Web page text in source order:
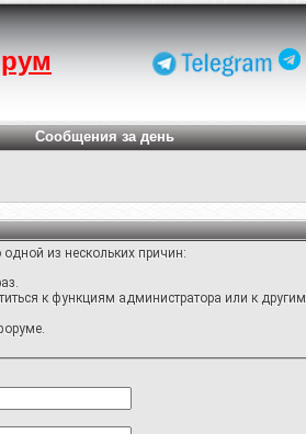
Сообщения за день
из нескольких причин:
к функциям администратора или к другим